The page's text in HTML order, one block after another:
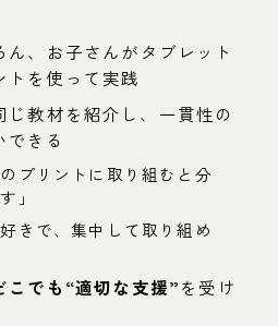
ん、お子さんがタブレット
トを使って実践
じ教材を紹介し、一貫性の
できる
のプリントに取り組むと分
」
きで、集中して取り組め
こでも“適切な支援”を受け